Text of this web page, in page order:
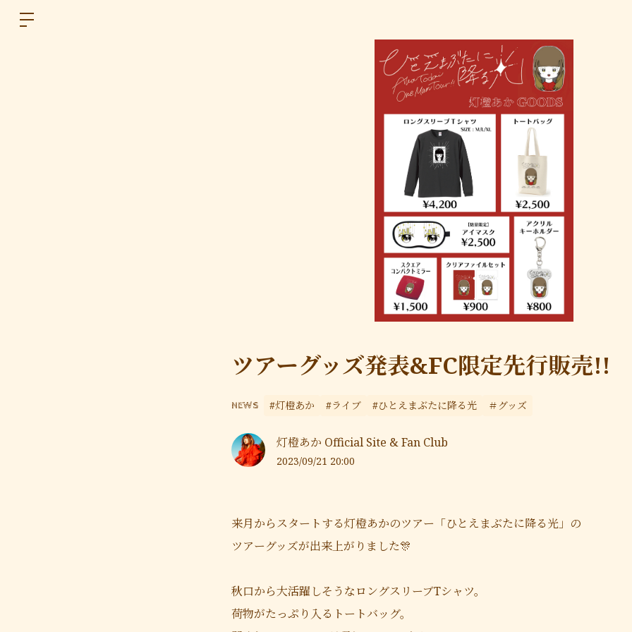
ツアーグッズ発表&FC限定先行販売!!
NEWS #灯橙あか #ライブ #ひとえまぶたに降る光 ＃グッズ
灯橙あか Official Site & Fan Club
2023/09/21 20:00
来月からスタートする灯橙あかのツアー「ひとえまぶたに降る光」の
ツアーグッズが出来上がりました🎊
秋口から大活躍しそうなロングスリーブTシャツ。
荷物がたっぷり入るトートバッグ。